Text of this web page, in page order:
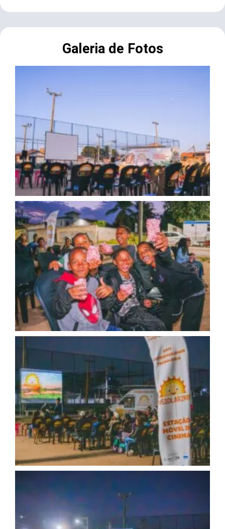
Galeria de Fotos